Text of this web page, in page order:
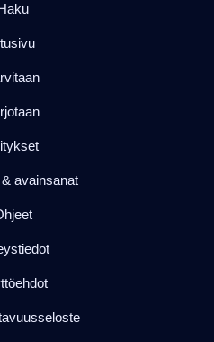
avainsanat